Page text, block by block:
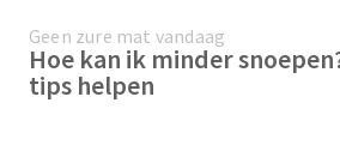
Geen zure mat vandaag
Hoe kan ik minder
tips helpen